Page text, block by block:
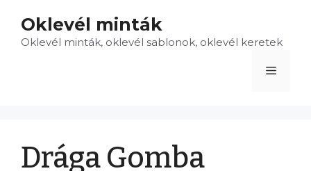
tartalomba
Oklevél minták
Oklevél minták, oklevél sablonok, oklevél keretek
Menü
Drága Gomba